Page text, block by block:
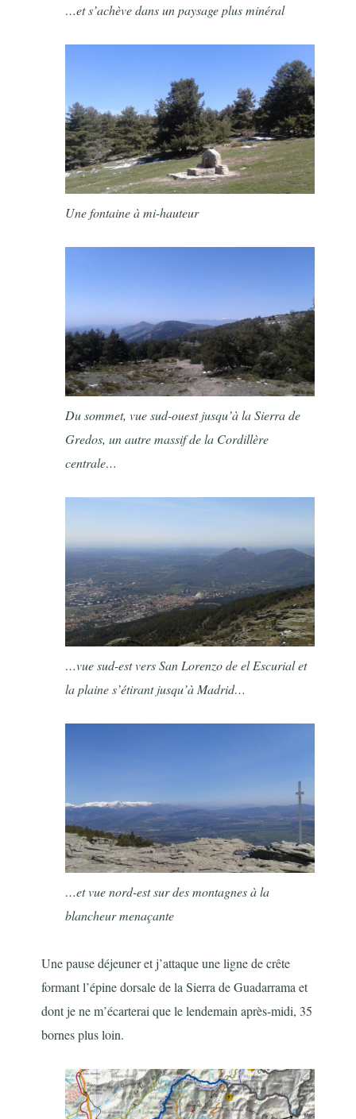
…et s’achève dans un paysage plus minéral
Une fontaine à mi-hauteur
Du sommet, vue sud-ouest jusqu’à la Sierra de
Gredos, un autre massif de la Cordillère
centrale…
…vue sud-est vers San Lorenzo de el Escurial et
la plaine s’étirant jusqu’à Madrid…
…et vue nord-est sur des montagnes à la
blancheur menaçante
Une pause déjeuner et j’attaque une ligne de crête
formant l’épine dorsale de la Sierra de Guadarrama et
dont je ne m’écarterai que le lendemain après-midi, 35
bornes plus loin.